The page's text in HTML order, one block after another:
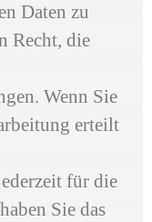
Daten zu
Recht, die
Wenn Sie
erteilt
für die
Sie das